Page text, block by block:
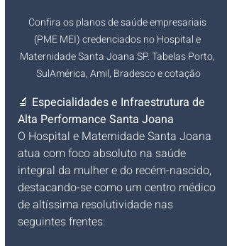
Confira os planos de saúde empresariais
(PME MEI) credenciados no Hospital e
Maternidade Santa Joana SP. Tabelas Porto,
SulAmérica, Amil, Bradesco e cotação
🔬 Especialidades e Infraestrutura de
Alta Performance Santa Joana
O Hospital e Maternidade Santa Joana
atua com foco absoluto na saúde
integral da mulher e do recém-nascido,
destacando-se como um centro médico
de altíssima resolutividade nas
seguintes frentes: